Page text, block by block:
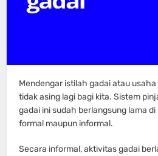
Mendengar istilah gadai atau
tidak asing lagi bagi kita. Sistem
gadai ini sudah berlangsung lama
formal maupun informal.
Secara informal, aktivitas gadai